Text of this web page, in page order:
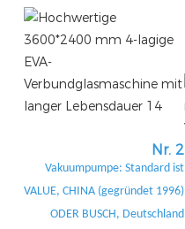
Nr. 2
Vakuumpumpe: Standard ist
VALUE, CHINA (gegründet 1996)
ODER BUSCH, Deutschland